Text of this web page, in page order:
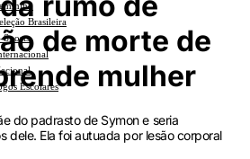
Brasileira
Sports
Escolares
de morte de
mulher
do padrasto de Symon e seria
dele. Ela foi autuada por lesão corporal